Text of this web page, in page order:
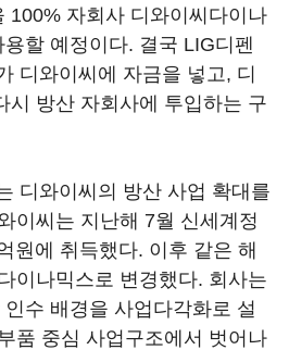
100% 자회사 디와이씨다이나
할 예정이다. 결국 LIG디펜
디와이씨에 자금을 넣고, 디
시 방산 자회사에 투입하는 구
디와이씨의 방산 사업 확대를
이씨는 지난해 7월 신세계정
원에 취득했다. 이후 같은 해
이나믹스로 변경했다. 회사는
수 배경을 사업다각화로 설
품 중심 사업구조에서 벗어나